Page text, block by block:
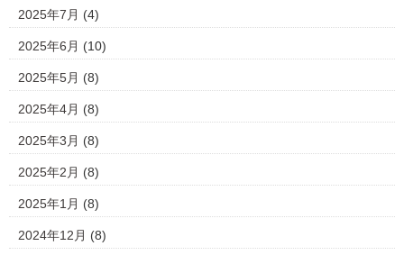
2025年7月 (4)
2025年6月 (10)
2025年5月 (8)
2025年4月 (8)
2025年3月 (8)
2025年2月 (8)
2025年1月 (8)
2024年12月 (8)